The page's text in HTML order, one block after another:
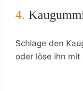
4.
Schlage den
oder löse ihn mit